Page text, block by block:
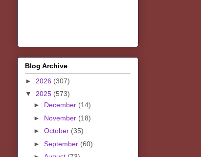
Blog Archive
► 2026 (307)
▼ 2025 (573)
► December (14)
► November (18)
► October (35)
► September (60)